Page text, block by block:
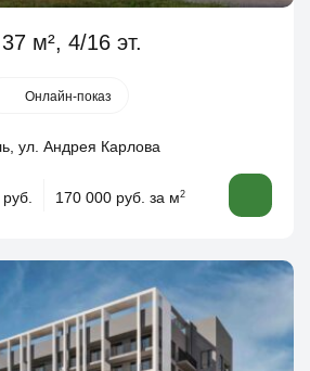
м², 4/16 эт.
Онлайн-показ
ул. Андрея Карлова
руб. 170 000 руб. за м2